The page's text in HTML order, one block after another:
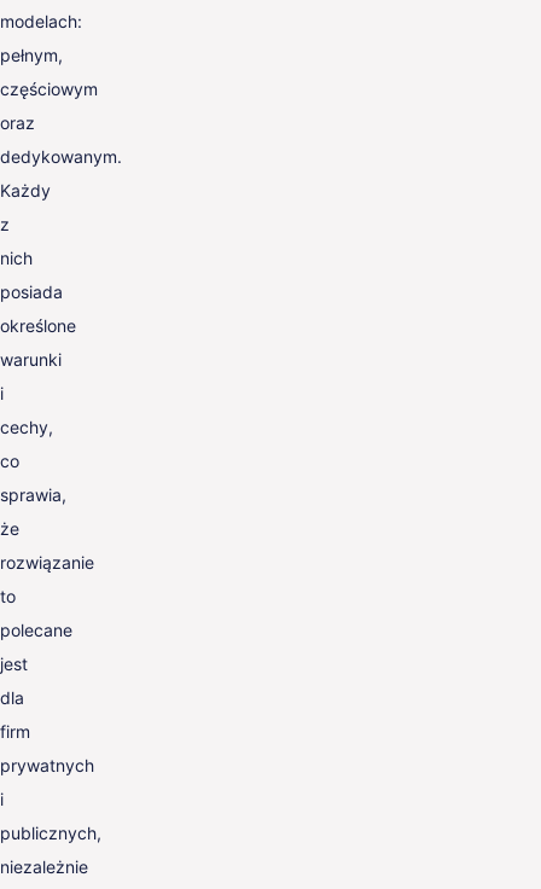
modelach:
pełnym,
częściowym
oraz
dedykowanym.
Każdy
z
nich
posiada
określone
warunki
i
cechy,
co
sprawia,
że
rozwiązanie
to
polecane
jest
dla
firm
prywatnych
i
publicznych,
niezależnie